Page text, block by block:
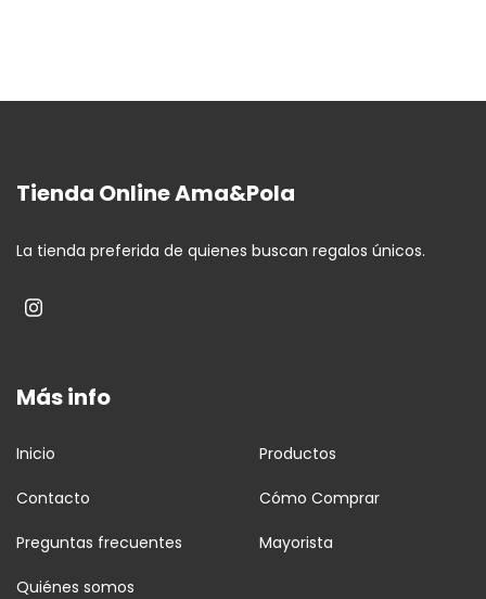
Tienda Online Ama&Pola
La tienda preferida de quienes buscan regalos únicos.
Más info
Inicio Productos
Contacto Cómo Comprar
Preguntas frecuentes Mayorista
Quiénes somos